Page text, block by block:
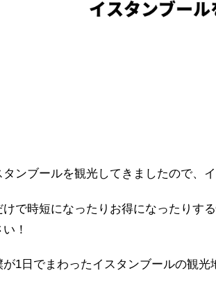
タンブールを観光してきましたので、
で時短になったりお得になったりす
！
1日でまわったイスタンブールの観光